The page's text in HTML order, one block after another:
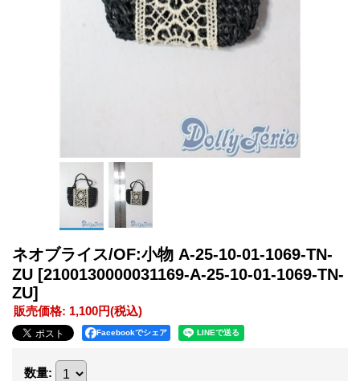
ネオブライス/OF:小物 A-25-10-01-1069-TN-
ZU [2100130000031169-A-25-10-01-1069-TN-
ZU]
販売価格: 1,100円(税込)
Facebookでシェア
数量: